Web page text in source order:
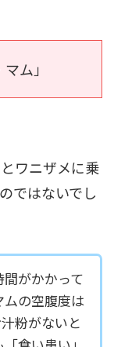
ム」
ワニザメに乗
ではないでし
がかかって
ムの空腹度は
粉がないと